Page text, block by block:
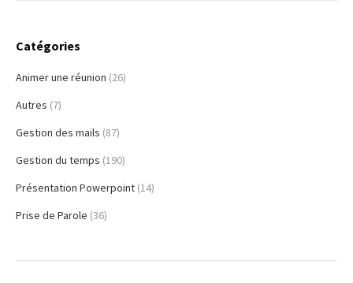
Catégories
Animer une réunion (26)
Autres (7)
Gestion des mails (87)
Gestion du temps (190)
Présentation Powerpoint (14)
Prise de Parole (36)